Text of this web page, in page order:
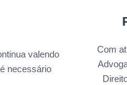
valendo
necessário
Com